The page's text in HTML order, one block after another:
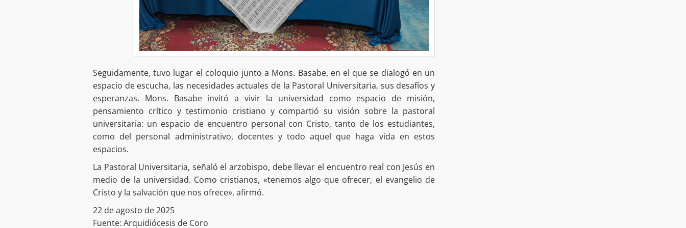
Seguidamente, tuvo lugar el coloquio junto a Mons. Basabe, en el que se dialogó en un
espacio de escucha, las necesidades actuales de la Pastoral Universitaria, sus desafíos y
esperanzas. Mons. Basabe invitó a vivir la universidad como espacio de misión,
pensamiento crítico y testimonio cristiano y compartió su visión sobre la pastoral
universitaria: un espacio de encuentro personal con Cristo, tanto de los estudiantes,
como del personal administrativo, docentes y todo aquel que haga vida en estos
espacios.
La Pastoral Universitaria, señaló el arzobispo, debe llevar el encuentro real con Jesús en
medio de la universidad. Como cristianos, «tenemos algo que ofrecer, el evangelio de
Cristo y la salvación que nos ofrece», afirmó.
22 de agosto de 2025
Fuente: Arquidiócesis de Coro